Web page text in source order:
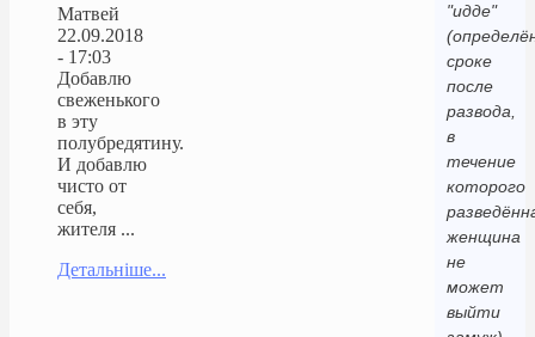
"идде"
сроке
после
развода,
в
течение
которого
женщина
не
может
выйти
Матвей
22.09.2018
- 17:03
Добавлю
свеженького
в эту
полубредятину.
И добавлю
чисто от
себя,
жителя ...
Детальніше...